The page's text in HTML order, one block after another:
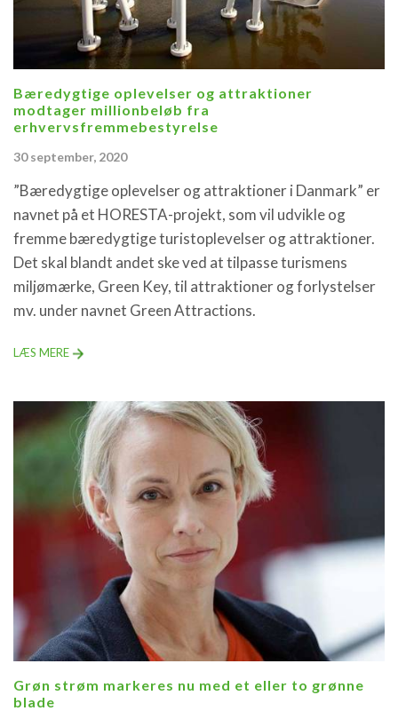
Bæredygtige oplevelser og attraktioner
modtager millionbeløb fra
erhvervsfremmebestyrelse
30 september, 2020
”Bæredygtige oplevelser og attraktioner i Danmark” er
navnet på et HORESTA-projekt, som vil udvikle og
fremme bæredygtige turistoplevelser og attraktioner.
Det skal blandt andet ske ved at tilpasse turismens
miljømærke, Green Key, til attraktioner og forlystelser
mv. under navnet Green Attractions.
LÆS MERE
Grøn strøm markeres nu med et eller to grønne
blade